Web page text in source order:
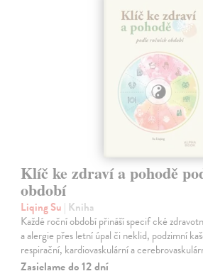
Klíč ke zdraví a pohodě
období
Liqing Su | Kniha
Každé roční období přináší specif cké
a alergie přes letní úpal či neklid, podzimní
respirační, kardiovaskulární a
Zasielame do 12 dní